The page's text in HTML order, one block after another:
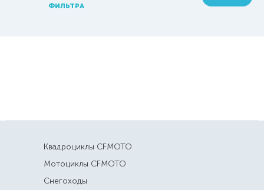
ФИЛЬТРА
Квадроциклы CFMOTO
Мотоциклы CFMOTO
Снегоходы